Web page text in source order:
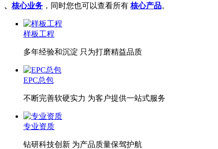
、 核心业务 ，同时您也可以查看所有 核心产品。
样板工程
多年经验和沉淀 只为打磨精益品质
EPC总包
不断完善软硬实力 为客户提供一站式服务
专业资质
钻研科技创新 为产品质量保驾护航